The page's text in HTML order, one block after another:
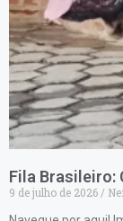
Fila Brasileiro:
9 de julho de 2026